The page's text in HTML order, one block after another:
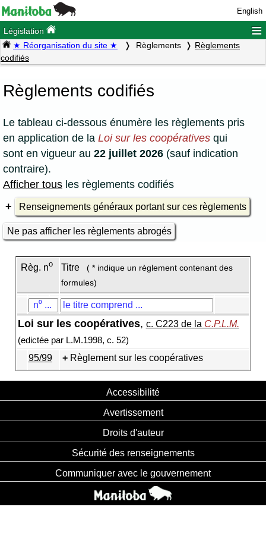
English
Législation ≡
★ Réorganisation du site ★ Règlements
Règlements
codifiés
Règlements codifiés
Le tableau ci-dessous énumère les règlements pris
en application de la Loi sur les coopératives qui
sont en vigueur au 22 juillet 2026 (sauf indication
contraire).
Afficher tous les règlements codifiés
Renseignements généraux portant sur ces règlements
Ne pas afficher les règlements abrogés
Règ. no Titre
( * indique un règlement contenant des
formules)
Loi sur les coopératives, c. C223 de la C.P.L.M.
(edictée par L.M.1998, c. 52)
95/99
Règlement sur les coopératives
Accessibilité
Avertissement
Droits d'auteur
Sécurité des renseignements
Communiquer avec le gouvernement